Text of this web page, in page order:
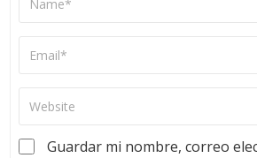
Guardar mi nombre, correo